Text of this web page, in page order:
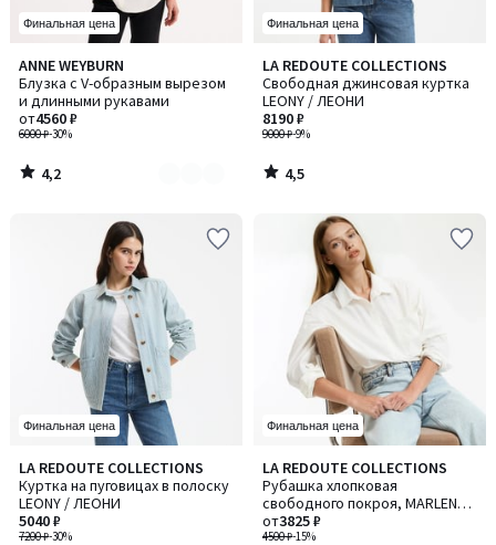
Финальная цена
ANNE WEYBURN
Блузка с V-образным вырезом
и длинными рукавами
6000 ₽-30%
от4560 ₽
4,2
/ 5
Количество
цветов:
2
4,2
/
Финальная цена
LA REDOUTE COLLECTIONS
Свободная джинсовая куртка
LEONY / ЛЕОНИ
9000 ₽-9%
8190 ₽
4,5
/ 5
4,5
/
Финальная цена
LA REDOUTE COLLECTIONS
Куртка на пуговицах в полоску
LEONY / ЛЕОНИ
7200 ₽-30%
5040 ₽
4,7
/ 5
Финальная цена
LA REDOUTE COLLECTIONS
Рубашка хлопковая
свободного покроя, MARLENE /
МАРЛЕН
4500 ₽-15%
от3825 ₽
3,9
/ 5